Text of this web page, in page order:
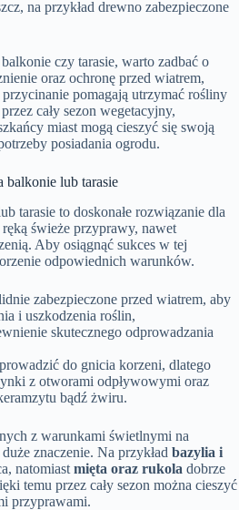
na przykład drewno zabezpieczone
czy tarasie, warto zadbać o
oraz ochronę przed wiatrem,
pomagają utrzymać rośliny
cały sezon wegetacyjny,
miast mogą cieszyć się swoją
posiadania ogrodu.
balkonie lub tarasie
tarasie to doskonałe rozwiązanie dla
świeże przyprawy, nawet
Aby osiągnąć sukces w tej
odpowiednich warunków.
zabezpieczone przed wiatrem, aby
i uszkodzenia roślin,
skutecznego odprowadzania
do gnicia korzeni, dlatego
z otworami odpływowymi oraz
bądź żwiru.
z warunkami świetlnymi na
znaczenie. Na przykład bazylia i
natomiast mięta oraz rukola dobrze
temu przez cały sezon można cieszyć
przyprawami.